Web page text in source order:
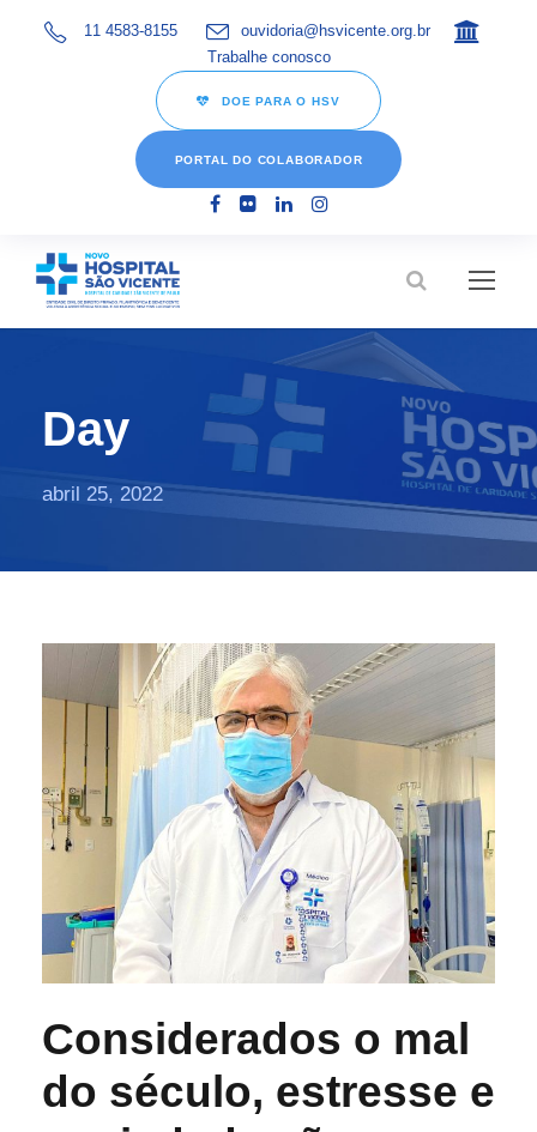
11 4583-8155
ouvidoria@hsvicente.org.br
Trabalhe conosco
DOE PARA O HSV
PORTAL DO COLABORADOR
Day
abril 25, 2022
Considerados o mal
do século, estresse e